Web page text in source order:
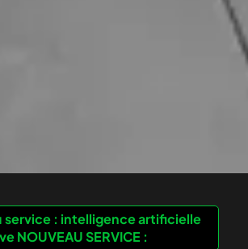
service : intelligence artificielle
NOUVEAU SERVICE :